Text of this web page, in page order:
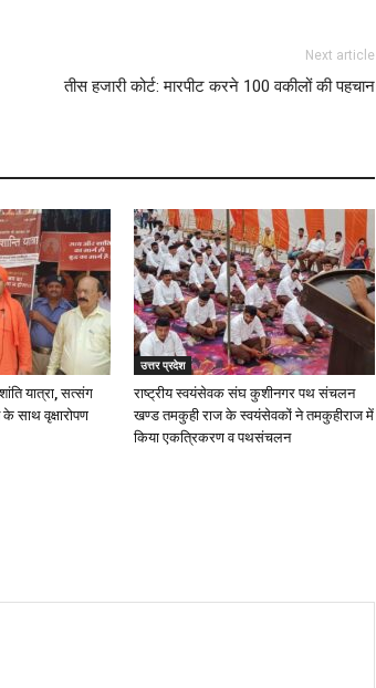
Next article
तीस हजारी कोर्ट: मारपीट करने 100 वकीलों की पहचान
यात्रा, सत्संग
साथ वृक्षारोपण
उत्तर प्रदेश
राष्ट्रीय स्वयंसेवक संघ कुशीनगर पथ संचलन
खण्ड तमकुही राज के स्वयंसेवकों ने तमकुहीराज में
किया एकत्रिकरण व पथसंचलन